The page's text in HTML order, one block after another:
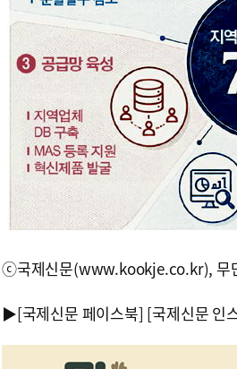
ⓒ국제신문(www.kookje.co.kr), 무
▶[국제신문 페이스북] [국제신문 인